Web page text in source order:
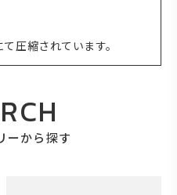
圧縮されています。
ーから探す